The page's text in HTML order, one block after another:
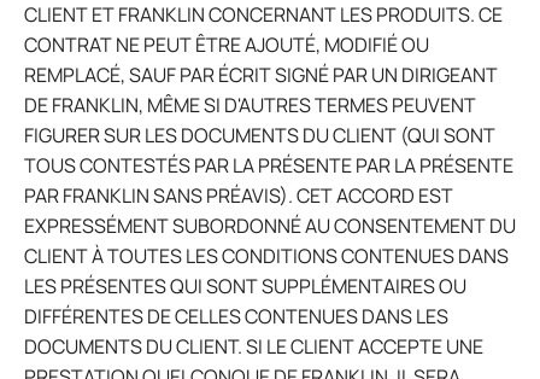
CLIENT ET FRANKLIN CONCERNANT LES PRODUITS. CE
CONTRAT NE PEUT ÊTRE AJOUTÉ, MODIFIÉ OU
REMPLACÉ, SAUF PAR ÉCRIT SIGNÉ PAR UN DIRIGEANT
DE FRANKLIN, MÊME SI D'AUTRES TERMES PEUVENT
FIGURER SUR LES DOCUMENTS DU CLIENT (QUI SONT
TOUS CONTESTÉS PAR LA PRÉSENTE PAR LA PRÉSENTE
PAR FRANKLIN SANS PRÉAVIS). CET ACCORD EST
EXPRESSÉMENT SUBORDONNÉ AU CONSENTEMENT DU
CLIENT À TOUTES LES CONDITIONS CONTENUES DANS
LES PRÉSENTES QUI SONT SUPPLÉMENTAIRES OU
DIFFÉRENTES DE CELLES CONTENUES DANS LES
DOCUMENTS DU CLIENT. SI LE CLIENT ACCEPTE UNE